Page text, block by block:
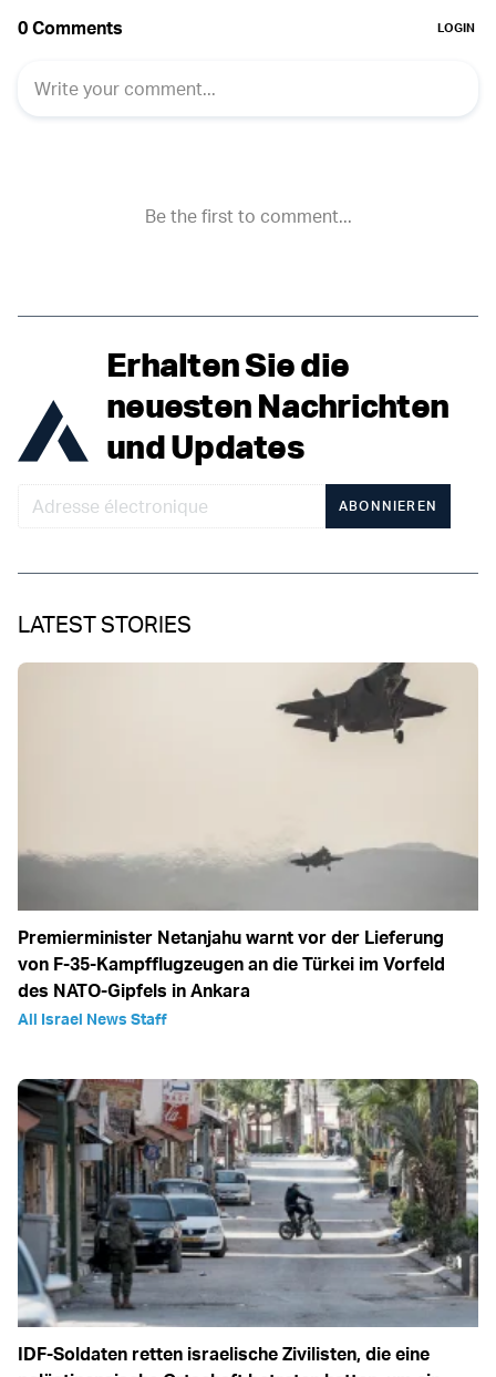
Erhalten Sie die
neuesten Nachrichten
und Updates
ABONNIEREN
LATEST STORIES
Premierminister Netanjahu warnt vor der Lieferung
von F-35-Kampfflugzeugen an die Türkei im Vorfeld
des NATO-Gipfels in Ankara
All Israel News Staff
IDF-Soldaten retten israelische Zivilisten, die eine